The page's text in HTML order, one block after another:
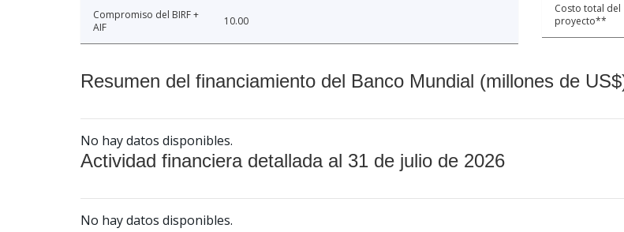
Compromiso del BIRF +
AIF
10.00
Costo total del
proyecto**
Resumen del financiamiento del Banco Mundial (millones de
No hay datos disponibles.
Actividad financiera detallada al 31 de julio de 2026
No hay datos disponibles.